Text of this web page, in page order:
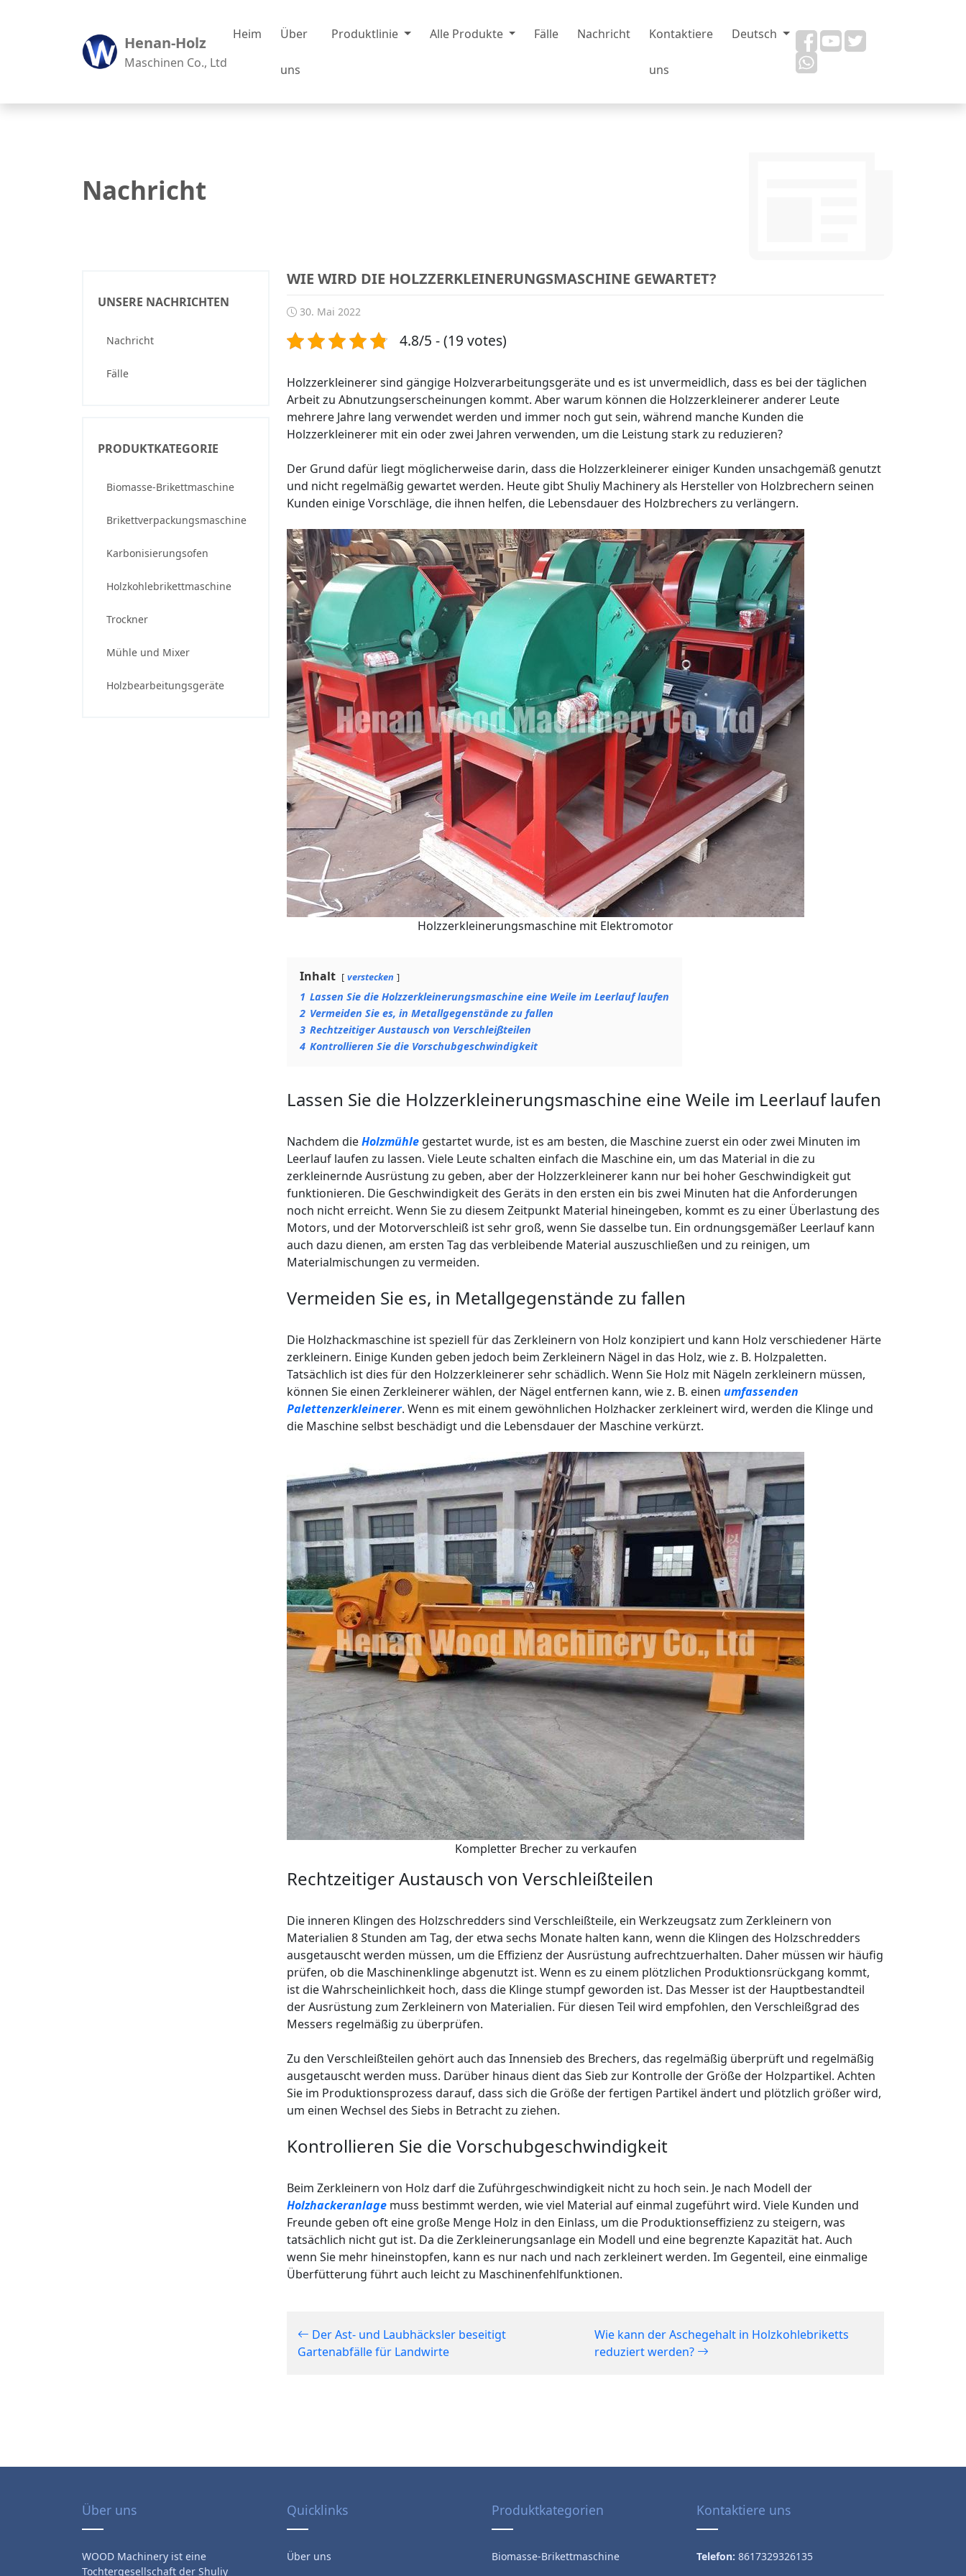
Henan-Holz
Maschinen Co., Ltd
Heim Über
uns
Produktlinie Alle Produkte Fälle Nachricht Kontaktiere
uns
Deutsch
Nachricht
UNSERE NACHRICHTEN
Nachricht
Fälle
PRODUKTKATEGORIE
Biomasse-Brikettmaschine
Brikettverpackungsmaschine
Karbonisierungsofen
Holzkohlebrikettmaschine
Trockner
Mühle und Mixer
Holzbearbeitungsgeräte
WIE WIRD DIE HOLZZERKLEINERUNGSMASCHINE GEWARTET?
30. Mai 2022
4.8/5 - (19 votes)
Holzzerkleinerer sind gängige Holzverarbeitungsgeräte und es ist unvermeidlich, dass es bei der täglichen
Arbeit zu Abnutzungserscheinungen kommt. Aber warum können die Holzzerkleinerer anderer Leute
mehrere Jahre lang verwendet werden und immer noch gut sein, während manche Kunden die
Holzzerkleinerer mit ein oder zwei Jahren verwenden, um die Leistung stark zu reduzieren?
Der Grund dafür liegt möglicherweise darin, dass die Holzzerkleinerer einiger Kunden unsachgemäß genutzt
und nicht regelmäßig gewartet werden. Heute gibt Shuliy Machinery als Hersteller von Holzbrechern seinen
Kunden einige Vorschläge, die ihnen helfen, die Lebensdauer des Holzbrechers zu verlängern.
Holzzerkleinerungsmaschine mit Elektromotor
Inhalt verstecken
1 Lassen Sie die Holzzerkleinerungsmaschine eine Weile im Leerlauf laufen
2 Vermeiden Sie es, in Metallgegenstände zu fallen
3 Rechtzeitiger Austausch von Verschleißteilen
4 Kontrollieren Sie die Vorschubgeschwindigkeit
Lassen Sie die Holzzerkleinerungsmaschine eine Weile im Leerlauf laufen
Nachdem dieHolzmühle gestartet wurde, ist es am besten, die Maschine zuerst ein oder zwei Minuten im
Leerlauf laufen zu lassen. Viele Leute schalten einfach die Maschine ein, um das Material in die zu
zerkleinernde Ausrüstung zu geben, aber der Holzzerkleinerer kann nur bei hoher Geschwindigkeit gut
funktionieren. Die Geschwindigkeit des Geräts in den ersten ein bis zwei Minuten hat die Anforderungen
noch nicht erreicht. Wenn Sie zu diesem Zeitpunkt Material hineingeben, kommt es zu einer Überlastung des
Motors, und der Motorverschleiß ist sehr groß, wenn Sie dasselbe tun. Ein ordnungsgemäßer Leerlauf kann
auch dazu dienen, am ersten Tag das verbleibende Material auszuschließen und zu reinigen, um
Materialmischungen zu vermeiden.
Vermeiden Sie es, in Metallgegenstände zu fallen
Die Holzhackmaschine ist speziell für das Zerkleinern von Holz konzipiert und kann Holz verschiedener Härte
zerkleinern. Einige Kunden geben jedoch beim Zerkleinern Nägel in das Holz, wie z. B. Holzpaletten.
Tatsächlich ist dies für den Holzzerkleinerer sehr schädlich. Wenn Sie Holz mit Nägeln zerkleinern müssen,
können Sie einen Zerkleinerer wählen, der Nägel entfernen kann, wie z. B. einen umfassenden
Palettenzerkleinerer. Wenn es mit einem gewöhnlichen Holzhacker zerkleinert wird, werden die Klinge und
die Maschine selbst beschädigt und die Lebensdauer der Maschine verkürzt.
Kompletter Brecher zu verkaufen
Rechtzeitiger Austausch von Verschleißteilen
Die inneren Klingen des Holzschredders sind Verschleißteile, ein Werkzeugsatz zum Zerkleinern von
Materialien 8 Stunden am Tag, der etwa sechs Monate halten kann, wenn die Klingen des Holzschredders
ausgetauscht werden müssen, um die Effizienz der Ausrüstung aufrechtzuerhalten. Daher müssen wir häufig
prüfen, ob die Maschinenklinge abgenutzt ist. Wenn es zu einem plötzlichen Produktionsrückgang kommt,
ist die Wahrscheinlichkeit hoch, dass die Klinge stumpf geworden ist. Das Messer ist der Hauptbestandteil
der Ausrüstung zum Zerkleinern von Materialien. Für diesen Teil wird empfohlen, den Verschleißgrad des
Messers regelmäßig zu überprüfen.
Zu den Verschleißteilen gehört auch das Innensieb des Brechers, das regelmäßig überprüft und regelmäßig
ausgetauscht werden muss. Darüber hinaus dient das Sieb zur Kontrolle der Größe der Holzpartikel. Achten
Sie im Produktionsprozess darauf, dass sich die Größe der fertigen Partikel ändert und plötzlich größer wird,
um einen Wechsel des Siebs in Betracht zu ziehen.
Kontrollieren Sie die Vorschubgeschwindigkeit
Beim Zerkleinern von Holz darf die Zuführgeschwindigkeit nicht zu hoch sein. Je nach Modell der
Holzhackeranlage muss bestimmt werden, wie viel Material auf einmal zugeführt wird. Viele Kunden und
Freunde geben oft eine große Menge Holz in den Einlass, um die Produktionseffizienz zu steigern, was
tatsächlich nicht gut ist. Da die Zerkleinerungsanlage ein Modell und eine begrenzte Kapazität hat. Auch
wenn Sie mehr hineinstopfen, kann es nur nach und nach zerkleinert werden. Im Gegenteil, eine einmalige
Überfütterung führt auch leicht zu Maschinenfehlfunktionen.
Der Ast- und Laubhäcksler beseitigt
Gartenabfälle für Landwirte
Wie kann der Aschegehalt in Holzkohlebriketts
reduziert werden?
Über uns
WOOD Machinery ist eine
Tochtergesellschaft der Shuliy
Quicklinks
Über uns
Produktkategorien
Biomasse-Brikettmaschine
Kontaktiere uns
Telefon: 8617329326135